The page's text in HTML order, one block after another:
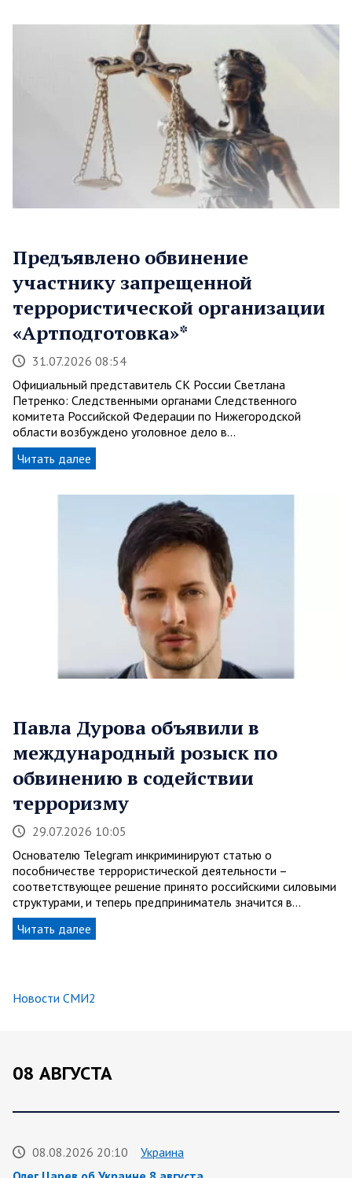
Предъявлено обвинение
участнику запрещенной
террористической организации
«Артподготовка»*
31.07.2026 08:54
Официальный представитель СК России Светлана
Петренко: Следственными органами Следственного
комитета Российской Федерации по Нижегородской
области возбуждено уголовное дело в…
Читать далее
Павла Дурова объявили в
международный розыск по
обвинению в содействии
терроризму
29.07.2026 10:05
Основателю Telegram инкриминируют статью о
пособничестве террористической деятельности –
соответствующее решение принято российскими силовыми
структурами, и теперь предприниматель значится в…
Читать далее
Новости СМИ2
08 АВГУСТА
08.08.2026 20:10
Украина